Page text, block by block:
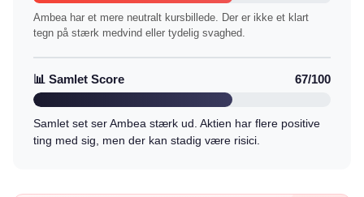
Ambea har et mere neutralt kursbillede. Der er ikke et klart
tegn på stærk medvind eller tydelig svaghed.
📊 Samlet Score 67/100
Samlet set ser Ambea stærk ud. Aktien har flere positive
ting med sig, men der kan stadig være risici.